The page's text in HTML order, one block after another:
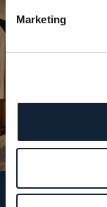
Marketing